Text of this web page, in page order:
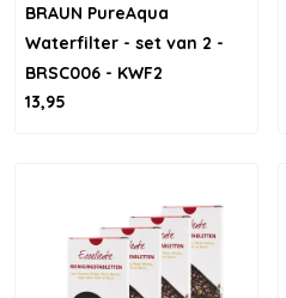
BRAUN PureAqua
Waterfilter - set van 2 -
BRSC006 - KWF2
13,95